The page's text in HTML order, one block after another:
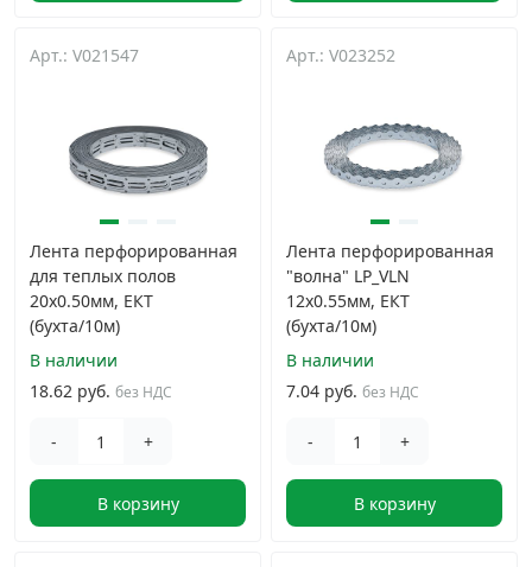
Арт.: V021547
Лента перфорированная
для теплых полов
20х0.50мм, ЕКТ
(бухта/10м)
В наличии
18.62 руб. без НДС
- +
В корзину
Арт.: V023252
Лента перфорированная
"волна" LP_VLN
12x0.55мм, ЕКТ
(бухта/10м)
В наличии
7.04 руб. без НДС
- +
В корзину